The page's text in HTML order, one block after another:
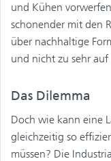
und Kühen
schonender mit den
über nachhaltige
und nicht zu sehr auf
Das Dilemma
Doch wie kann eine
gleichzeitig so
müssen? Die